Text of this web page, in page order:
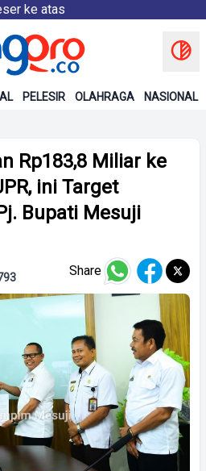
ke atas
PELESIR OLAHRAGA NASIONAL
Rp183,8 Miliar ke
ini Target
Bupati Mesuji
Share